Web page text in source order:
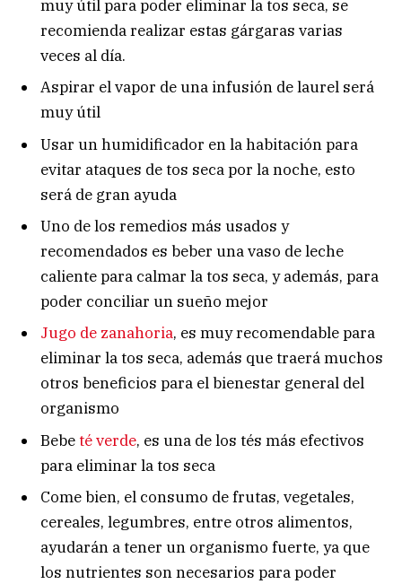
muy útil para poder eliminar la tos seca, se
recomienda realizar estas gárgaras varias
veces al día.
Aspirar el vapor de una infusión de laurel será
muy útil
Usar un humidificador en la habitación para
evitar ataques de tos seca por la noche, esto
será de gran ayuda
Uno de los remedios más usados y
recomendados es beber una vaso de leche
caliente para calmar la tos seca, y además, para
poder conciliar un sueño mejor
Jugo de zanahoria, es muy recomendable para
eliminar la tos seca, además que traerá muchos
otros beneficios para el bienestar general del
organismo
Bebeté verde, es una de los tés más efectivos
para eliminar la tos seca
Come bien, el consumo de frutas, vegetales,
cereales, legumbres, entre otros alimentos,
ayudarán a tener un organismo fuerte, ya que
los nutrientes son necesarios para poder